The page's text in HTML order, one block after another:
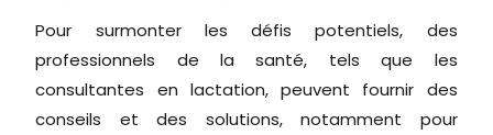
Pour surmonter les défis potentiels, des
professionnels de la santé, tels que les
consultantes en lactation, peuvent fournir des
conseils et des solutions, notamment pour